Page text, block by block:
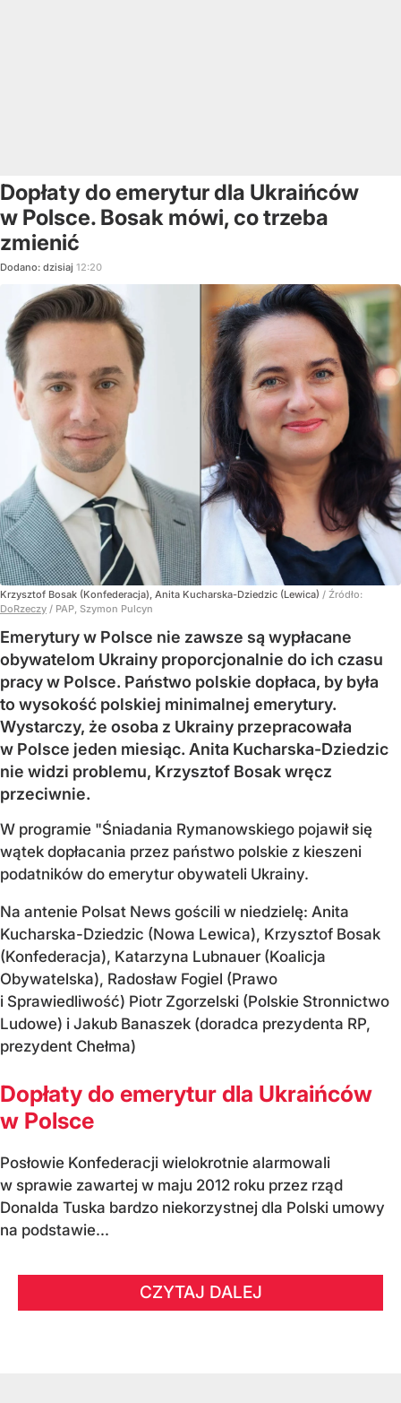
Dopłaty do emerytur dla Ukraińców
w Polsce. Bosak mówi, co trzeba
zmienić
Dodano: dzisiaj 12:20
Krzysztof Bosak (Konfederacja), Anita Kucharska-Dziedzic (Lewica) / Źródło:
DoRzeczy / PAP, Szymon Pulcyn
Emerytury w Polsce nie zawsze są wypłacane
obywatelom Ukrainy proporcjonalnie do ich czasu
pracy w Polsce. Państwo polskie dopłaca, by była
to wysokość polskiej minimalnej emerytury.
Wystarczy, że osoba z Ukrainy przepracowała
w Polsce jeden miesiąc. Anita Kucharska-Dziedzic
nie widzi problemu, Krzysztof Bosak wręcz
przeciwnie.
W programie "Śniadania Rymanowskiego pojawił się
wątek dopłacania przez państwo polskie z kieszeni
podatników do emerytur obywateli Ukrainy.
Na antenie Polsat News gościli w niedzielę: Anita
Kucharska-Dziedzic (Nowa Lewica), Krzysztof Bosak
(Konfederacja), Katarzyna Lubnauer (Koalicja
Obywatelska), Radosław Fogiel (Prawo
i Sprawiedliwość) Piotr Zgorzelski (Polskie Stronnictwo
Ludowe) i Jakub Banaszek (doradca prezydenta RP,
prezydent Chełma)
Dopłaty do emerytur dla Ukraińców
w Polsce
Posłowie Konfederacji wielokrotnie alarmowali
w sprawie zawartej w maju 2012 roku przez rząd
Donalda Tuska bardzo niekorzystnej dla Polski umowy
na podstawie...
CZYTAJ DALEJ